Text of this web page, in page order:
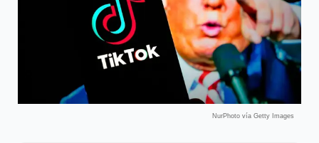
NurPhoto vía Getty Images